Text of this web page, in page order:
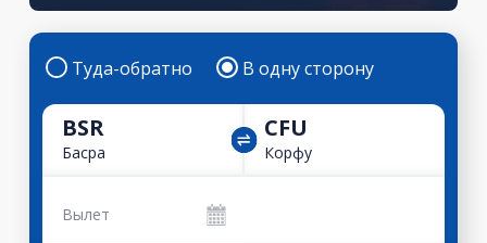
Туда-обратно В одну сторону
BSR
Басра
CFU
Корфу
Вылет